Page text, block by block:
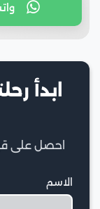
ابدأ
احصل على
الاسم